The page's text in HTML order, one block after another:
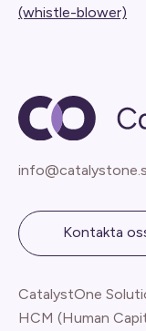
(whistle-blower)
Kontakta
CatalystOne
HCM (Human